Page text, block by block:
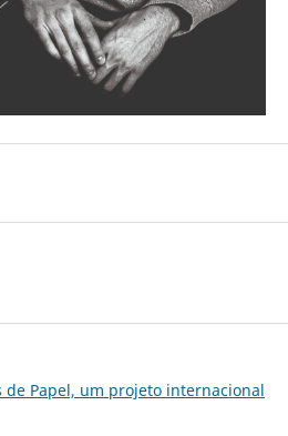
de Papel, um projeto internacional